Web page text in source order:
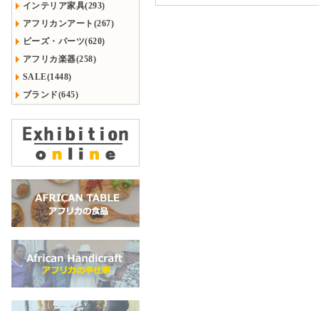
インテリア家具(293)
アフリカンアート(267)
ビーズ・パーツ(620)
アフリカ楽器(258)
SALE(1448)
ブランド(645)